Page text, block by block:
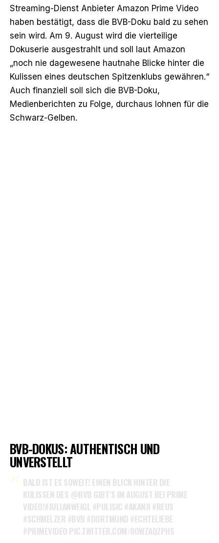
Streaming-Dienst Anbieter Amazon Prime Video
haben bestätigt, dass die BVB-Doku bald zu sehen
sein wird. Am 9. August wird die vierteilige
Dokuserie ausgestrahlt und soll laut Amazon
„noch nie dagewesene hautnahe Blicke hinter die
Kulissen eines deutschen Spitzenklubs gewähren.“
Auch finanziell soll sich die BVB-Doku,
Medienberichten zu Folge, durchaus lohnen für die
Schwarz-Gelben.
BVB-DOKUS: AUTHENTISCH UND
UNVERSTELLT
BALD IST ES SOWEIT! EINEN BLICK HINTER DIE
KULISSEN DES @BVB GIBT’S IM AUGUST BEI PRIME
VIDEO!#JULIANWEIGL #PULISIC #AKANJI #REUS
#SCHMELZER #BVB #DORTMUND #ECHTELIEBE
#PRIMEVIDEO PIC.TWITTER.COM/8OWZAQZPHS